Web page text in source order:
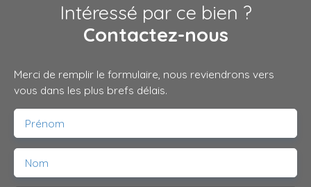
Intéressé par ce bien ?
Contactez-nous
Merci de remplir le formulaire, nous reviendrons vers
vous dans les plus brefs délais.
Prénom
Nom